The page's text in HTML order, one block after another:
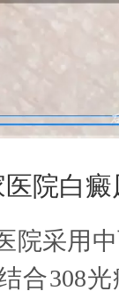
院白癜
院采用
合308